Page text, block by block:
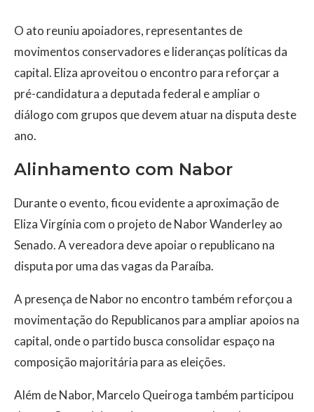
O ato reuniu apoiadores, representantes de
movimentos conservadores e lideranças políticas da
capital. Eliza aproveitou o encontro para reforçar a
pré-candidatura a deputada federal e ampliar o
diálogo com grupos que devem atuar na disputa deste
ano.
Alinhamento com Nabor
Durante o evento, ficou evidente a aproximação de
Eliza Virgínia com o projeto de Nabor Wanderley ao
Senado. A vereadora deve apoiar o republicano na
disputa por uma das vagas da Paraíba.
A presença de Nabor no encontro também reforçou a
movimentação do Republicanos para ampliar apoios na
capital, onde o partido busca consolidar espaço na
composição majoritária para as eleições.
Além de Nabor, Marcelo Queiroga também participou